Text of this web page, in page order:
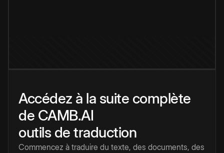
Accédez à la suite complète
de CAMB.AI
outils de traduction
Commencez à traduire du texte, des documents, des